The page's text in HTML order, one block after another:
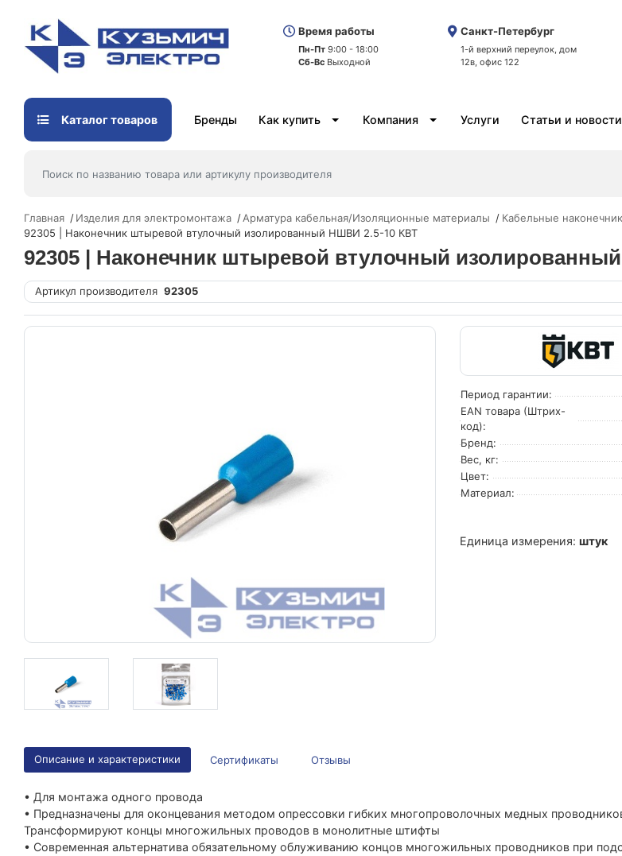
Время работы
Пн-Пт 9:00 - 18:00
Сб-Вс Выходной
Санкт-Петербург
1-й верхний переулок, дом
12в, офис 122
Каталог товаров Бренды Как купить Компания Услуги Статьи и новости
Главная Изделия для электромонтажа Арматура кабельная/Изоляционные материалы Кабельные
92305 | Наконечник штыревой втулочный изолированный НШВИ 2.5-10 КВТ
92305 | Наконечник штыревой втулочный
Артикул производителя 92305
Период гарантии:
EAN товара (Штрих-
код):
Бренд:
Вес, кг:
Цвет:
Материал:
Единица измерения: штук
Описание и характеристики Сертификаты Отзывы
• Для монтажа одного провода
• Предназначены для оконцевания методом опрессовки гибких многопроволочных медных
Трансформируют концы многожильных проводов в монолитные штифты
• Современная альтернатива обязательному облуживанию концов многожильных проводников при